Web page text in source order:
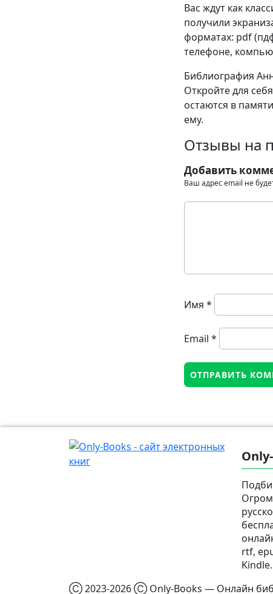
Вас ждут как
получили
форматах: pdf
телефоне,
Библиография
Откройте для
остаются в
ему.
Отзывы на
Добавить
Ваш адрес email не
Имя *
Email *
rtf,
Ⓒ 2023-2026 Ⓒ Only-Books — Онлайн